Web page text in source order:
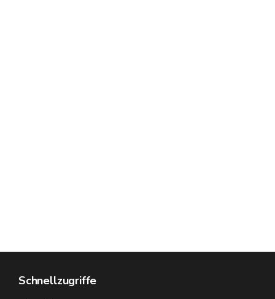
Schnellzugriffe